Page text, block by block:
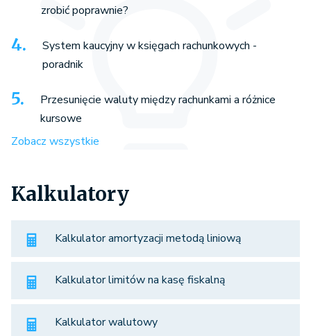
zrobić poprawnie?
System kaucyjny w księgach rachunkowych -
poradnik
Przesunięcie waluty między rachunkami a różnice
kursowe
Zobacz wszystkie
Kalkulatory
Kalkulator amortyzacji metodą liniową
Kalkulator limitów na kasę fiskalną
Kalkulator walutowy